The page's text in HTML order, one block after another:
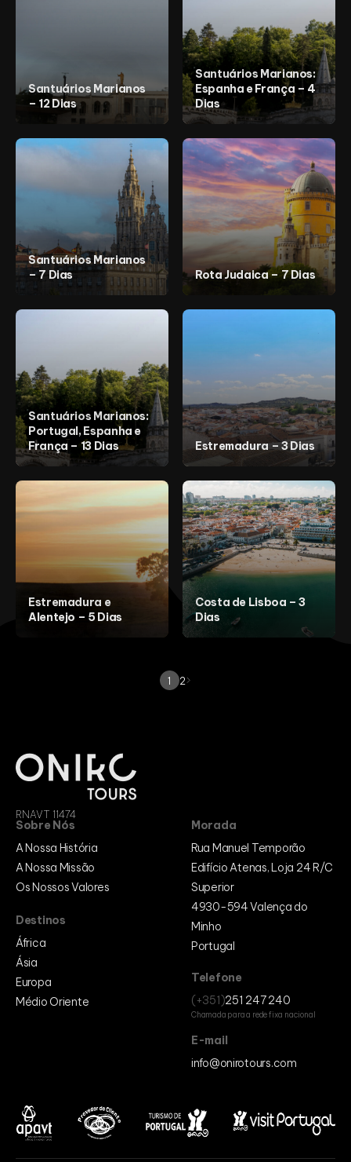
Santuários Marianos
– 12 Dias
Santuários Marianos:
Espanha e França – 4
Dias
Santuários Marianos
– 7 Dias
Rota Judaica – 7 Dias
Santuários Marianos:
Portugal, Espanha e
França – 13 Dias
Estremadura – 3 Dias
Estremadura e
Alentejo – 5 Dias
Costa de Lisboa – 3
Dias
1 2
RNAVT 11474
Morada
Rua Manuel Temporão
Edifício Atenas, Loja 24 R/C
Superior
4930-594 Valença do
Minho
Portugal
Telefone
(+351)251 247 240
Chamada para a rede fixa nacional
E-mail
info@onirotours.com
Sobre Nós
A Nossa História
A Nossa Missão
Os Nossos Valores
Destinos
África
Ásia
Europa
Médio Oriente